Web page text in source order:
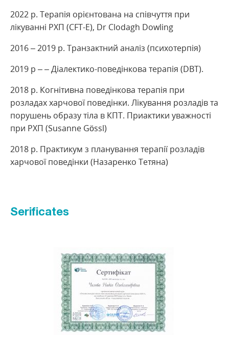
2022 р. Терапія орієнтована на співчуття при
лікуванні РХП (CFT-E), Dr Clodagh Dowling
2016 – 2019 р. Транзактний аналіз (психотерпія)
2019 р – – Діалектико-поведінкова терапія (DBT).
2018 р. Когнітивна поведінкова терапія при
розладах харчової поведінки. Лікування розладів та
порушень образу тіла в КПТ. Приактики уважності
при РХП (Susanne Gössl)
2018 р. Практикум з планування терапії розладів
харчової поведінки (Назаренко Тетяна)
Serificates